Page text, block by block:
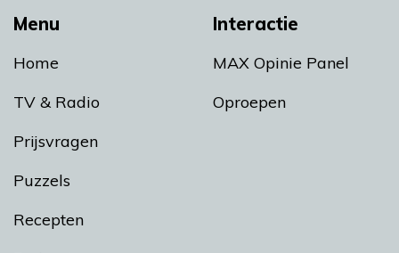
Menu
Home
TV & Radio
Prijsvragen
Puzzels
Recepten
Interactie
MAX Opinie Panel
Oproepen